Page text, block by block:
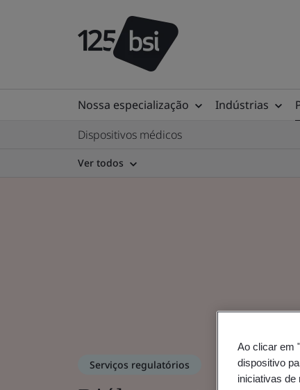
Nossa especialização Indústrias
Dispositivos médicos
Ver todos
Serviços regulatórios
Ao clicar em
dispositivo
iniciativas de